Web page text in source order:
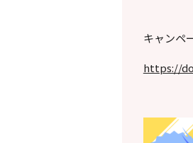
キャンペ
https://